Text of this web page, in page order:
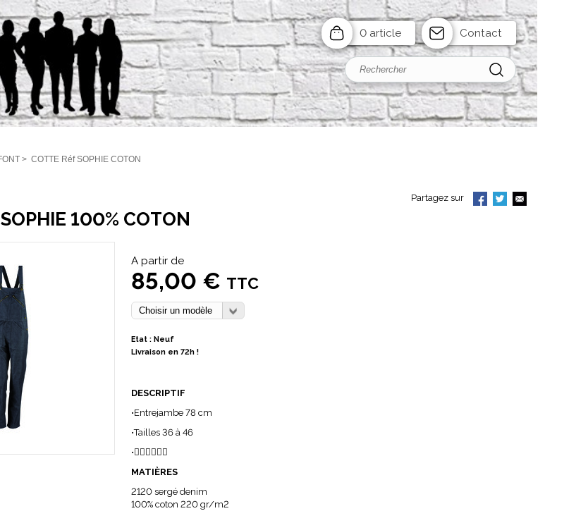
0 article Contact
> COTTE Réf SOPHIE COTON
Partagez sur
100% COTON
A partir de
85,00 € TTC
Etat : Neuf
Livraison en 72h !
DESCRIPTIF
•Entrejambe 78 cm
•Tailles 36 à 46
•
MATIÈRES
2120 sergé denim
100% coton 220 gr/m2